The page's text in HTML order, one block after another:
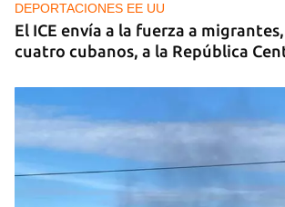
DEPORTACIONES EE UU
El ICE envía a la fuerza a
cuatro cubanos, a la República